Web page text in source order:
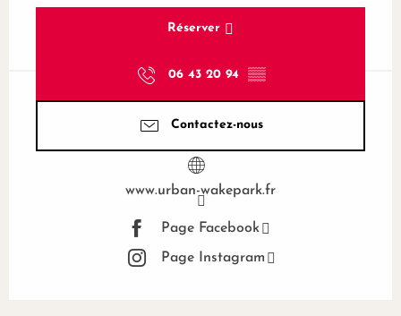
Réserver
06 43 20 94 ▒▒
Contactez-nous
www.urban-wakepark.fr
Page Facebook
Page Instagram